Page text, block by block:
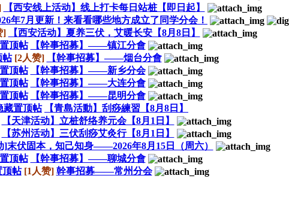
【西安线上活动】线上打卡每日站桩【即日起】
年7月更新！来看看哪些地方成立了同学分会！
] 【西安活动】夏养三伏，艾暖长安【8月8日】
顶帖
【幹事招募】——镇江分會
帖 [2人赞] 【幹事招募】——烟台分會
顶帖
【幹事招募】——新乡分会
顶帖
【幹事招募】——大连分會
顶帖
【幹事招募】——昆明分會
藏置顶帖
【青島活動】刮痧練習【8月8日】
【天津活动】立桩舒络养元会【8月1日】
【苏州活动】三伏刮痧艾灸行【8月1日】
]末伏固本，知己知身——2026年8月15日（周六）
顶帖
【幹事招募】——聊城分會
顶帖 [1人赞] 幹事招募——常州分会